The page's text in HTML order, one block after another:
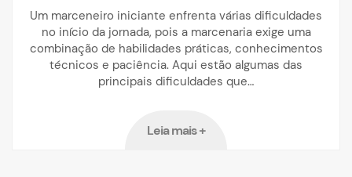
Um marceneiro iniciante enfrenta várias dificuldades
no início da jornada, pois a marcenaria exige uma
combinação de habilidades práticas, conhecimentos
técnicos e paciência. Aqui estão algumas das
principais dificuldades que…
Leia mais +